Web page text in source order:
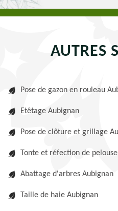
AUTRES
Pose de gazon en rouleau
Etêtage Aubignan
Pose de clôture et grillage
Tonte et réfection de
Abattage d'arbres Aubignan
Taille de haie Aubignan